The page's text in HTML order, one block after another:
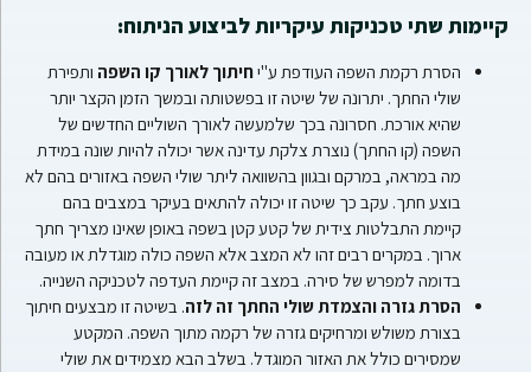
קיימות שתי טכניקות עיקריות לביצוע הניתוח:
הסרת רקמת השפה העודפת ע"יחיתוך לאורך קו השפה ותפירת
שולי החתך. יתרונה של שיטה זו בפשטותה ובמשך הזמן הקצר יותר
שהיא אורכת. חסרונה בכך שלמעשה לאורך השוליים החדשים של
השפה (קו החתך) נוצרת צלקת עדינה אשר יכולה להיות שונה במידת
מה במראה, במרקם ובגוון בהשוואה ליתר שולי השפה באזורים בהם לא
בוצע חתך. עקב כך שיטה זו יכולה להתאים בעיקר במצבים בהם
קיימת התבלטות צידית של קטע קטן בשפה באופן שאינו מצריך חתך
ארוך. במקרים רבים זהו לא המצב אלא השפה כולה מוגדלת או מעובה
בדומה למפרש של סירה. במצב זה קיימת העדפה לטכניקה השנייה.
הסרת גזרה והצמדת שולי החתך זה לזה. בשיטה זו מבצעים חיתוך
בצורת משולש ומרחיקים גזרה של רקמה מתוך השפה. המקטע
שמסירים כולל את האזור המוגדל. בשלב הבא מצמידים את שולי